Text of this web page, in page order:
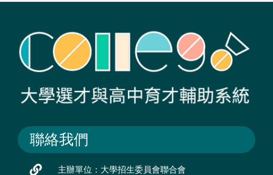
聯絡我們
主辦單位：大學招生委員會聯合會